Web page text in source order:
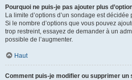
Pourquoi ne puis-je pas ajouter plus
La limite d’options d’un sondage est
Si le nombre d’options que vous pouvez
trop restreint, essayez de demander à un
possible de l’augmenter.
Haut
Comment puis-je modifier ou supprimer un